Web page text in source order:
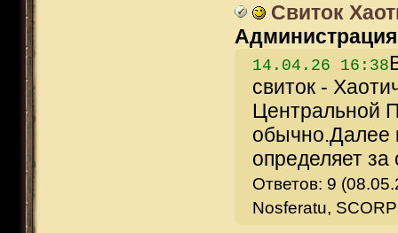
Свиток
Администрация
14.04.26 16:38
свиток -
Центральной
обычно.Далее
определяет за
Ответов: 9
Nosferatu,